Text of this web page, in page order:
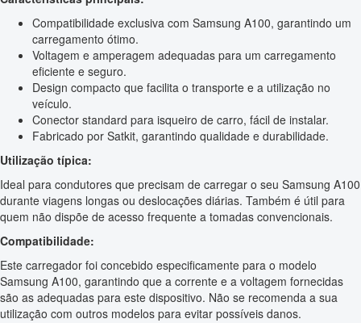
Compatibilidade exclusiva com Samsung A100, garantindo um
carregamento ótimo.
Voltagem e amperagem adequadas para um carregamento
eficiente e seguro.
Design compacto que facilita o transporte e a utilização no
veículo.
Conector standard para isqueiro de carro, fácil de instalar.
Fabricado por Satkit, garantindo qualidade e durabilidade.
Utilização típica:
Ideal para condutores que precisam de carregar o seu Samsung A100
durante viagens longas ou deslocações diárias. Também é útil para
quem não dispõe de acesso frequente a tomadas convencionais.
Compatibilidade:
Este carregador foi concebido especificamente para o modelo
Samsung A100, garantindo que a corrente e a voltagem fornecidas
são as adequadas para este dispositivo. Não se recomenda a sua
utilização com outros modelos para evitar possíveis danos.